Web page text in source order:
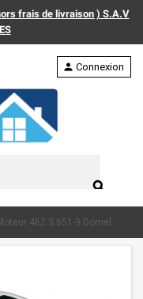
frais de livraison ) S.A.V
search
person Connexion
462.3.651-9 Domel